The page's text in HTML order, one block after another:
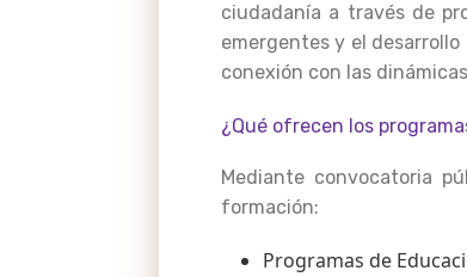
ciudadanía a través de
emergentes y el
conexión con las
¿Qué ofrecen los
Mediante convocatoria
formación:
Programas de